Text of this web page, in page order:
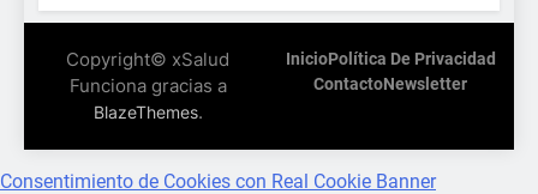
los 50, en plena etapa
presente y el futuro del
Copyright© xSalud
Funciona gracias a
BlazeThemes.
InicioPolítica De Privacidad
ContactoNewsletter
Consentimiento de Cookies con Real Cookie Banner